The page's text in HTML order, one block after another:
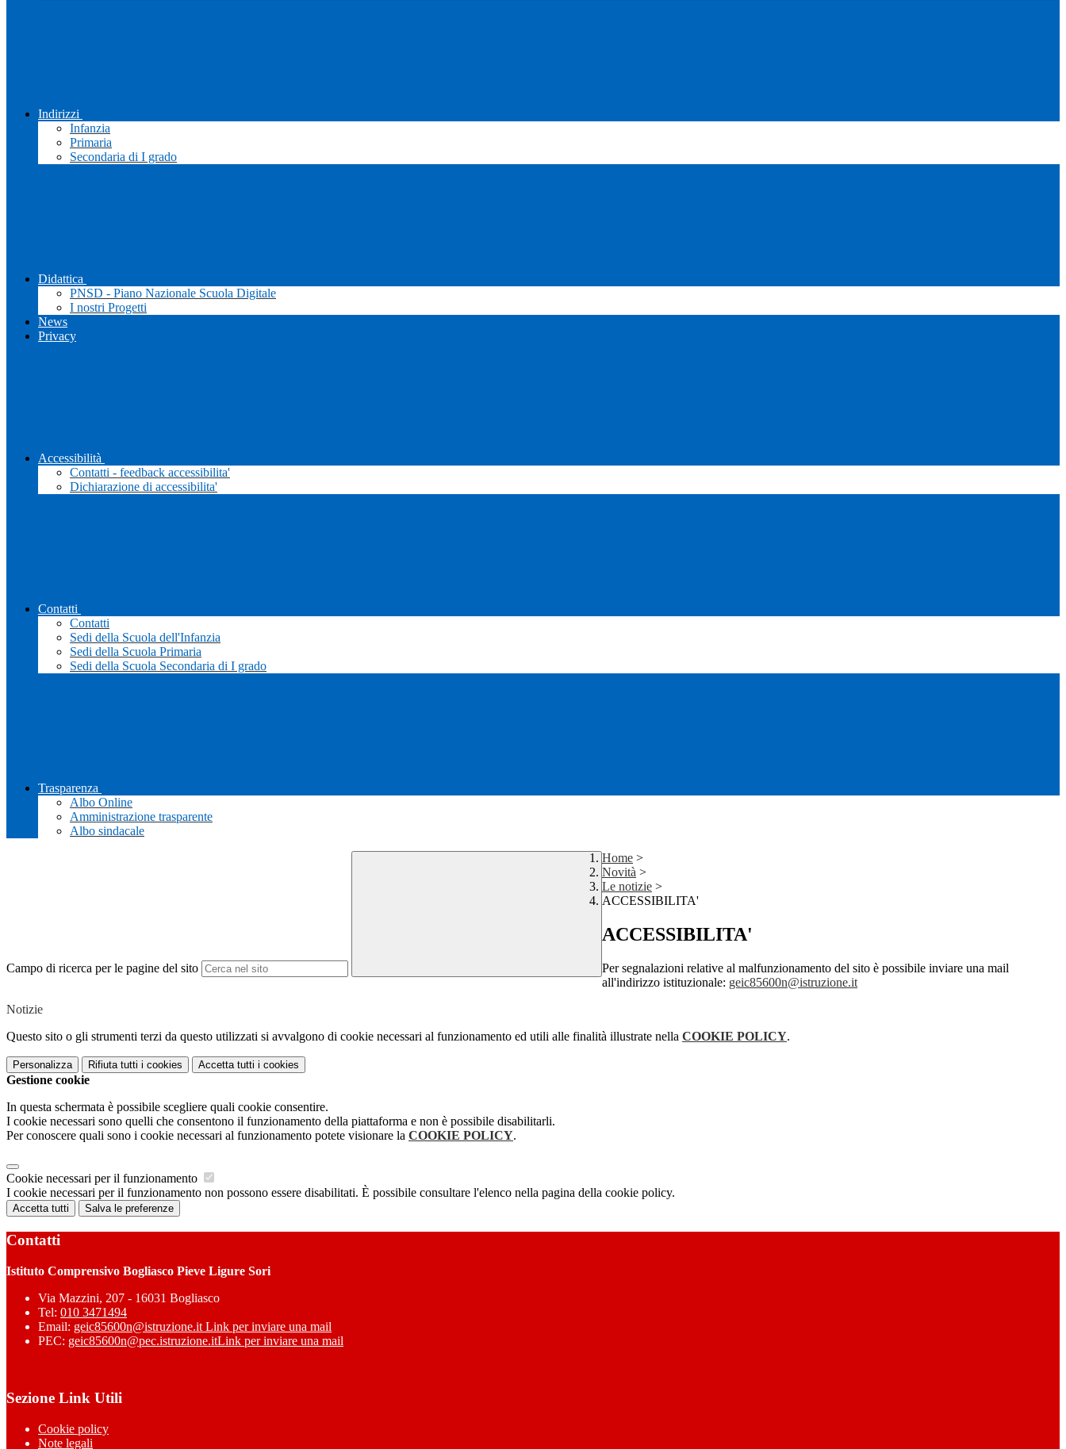
Indirizzi
Infanzia
Primaria
Secondaria di I grado
Didattica
PNSD - Piano Nazionale Scuola Digitale
I nostri Progetti
News
Privacy
Accessibilità
Contatti - feedback accessibilita'
Dichiarazione di accessibilita'
Contatti
Contatti
Sedi della Scuola dell'Infanzia
Sedi della Scuola Primaria
Sedi della Scuola Secondaria di I grado
Trasparenza
Albo Online
Amministrazione trasparente
Albo sindacale
Campo di ricerca per le pagine del sito
Home >
Novità >
Le notizie >
ACCESSIBILITA'
ACCESSIBILITA'
Per segnalazioni relative al malfunzionamento del sito è possibile inviare una mail
all'indirizzo istituzionale: geic85600n@istruzione.it
Notizie
Questo sito o gli strumenti terzi da questo utilizzati si avvalgono di cookie necessari al funzionamento ed utili alle finalità illustrate nella COOKIE POLICY.
Personalizza Rifiuta tutti i cookies Accetta tutti i cookies
Gestione cookie
In questa schermata è possibile scegliere quali cookie consentire.
I cookie necessari sono quelli che consentono il funzionamento della piattaforma e non è possibile disabilitarli.
Per conoscere quali sono i cookie necessari al funzionamento potete visionare la COOKIE POLICY.
Cookie necessari per il funzionamento
I cookie necessari per il funzionamento non possono essere disabilitati. È possibile consultare l'elenco nella pagina della cookie policy.
Accetta tutti Salva le preferenze
Contatti
Istituto Comprensivo Bogliasco Pieve Ligure Sori
Via Mazzini, 207 - 16031 Bogliasco
Tel: 010 3471494
Email: geic85600n@istruzione.it Link per inviare una mail
PEC: geic85600n@pec.istruzione.itLink per inviare una mail
Sezione Link Utili
Cookie policy
Note legali